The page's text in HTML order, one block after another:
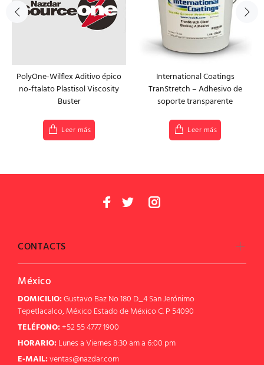
PolyOne-Wilflex Aditivo épico
no-ftalato Plastisol Viscosity
Buster
Leer más
International Coatings
TranStretch – Adhesivo de
soporte transparente
Leer más
CONTACTS
México
DOMICILIO:Gustavo Baz No 180 D_4 San Jerónimo
Tepetlacalco, México Estado de México C. P 54090
TELÉFONO:+52 55 4777 1900
HORARIO: Lunes a Viernes 8:30 am a 6:00 pm
E-MAIL:ventas@nazdar.com